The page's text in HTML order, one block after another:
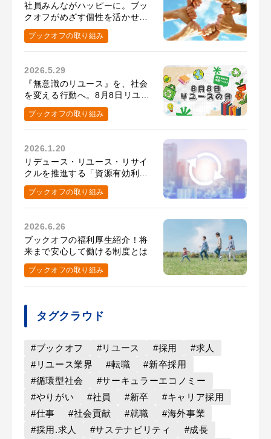
社員みんながハッピーに。ブッ
クオフがめざす個性を活かせる
環境
ブックオフの取り組み
2026.5.29
『無意識のリユース』を、社会
を変える行動へ。8月8日リユー
スの日の取り組み
ブックオフの取り組み
2026.1.20
リデュース・リユース・リサイ
クルを推進する「資源有効利用
促進法」って知ってる？
ブックオフの取り組み
2026.6.26
ブックオフの福利厚生紹介！将
来まで安心して働ける制度とは
ブックオフの取り組み
タグクラウド
#ブックオフ #リユース #採用
#求人
#リユース業界
#転職
#新卒採用
#循環型社会
#サーキュラーエコノミー
#やりがい
#社員 #新卒
#キャリア採用
#仕事
#社会貢献 #就職
#海外事業
#採用.求人
#サステナビリティ
#成長